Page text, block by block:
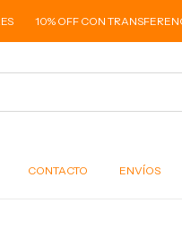
10% OFF CON TRANSFERENCIA
CONTACTO ENVÍOS